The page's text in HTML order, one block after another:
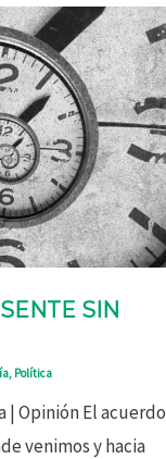
SIN
, Política
| Opinión El acuerdo
venimos y hacia